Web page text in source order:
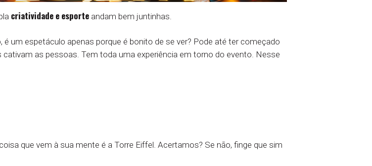
criatividade e esporte andam bem juntinhas.
é um espetáculo apenas porque é bonito de se ver? Pode até ter começado
as pessoas. Tem toda uma experiência em torno do evento. Nesse
que vem à sua mente é a Torre Eiffel. Acertamos? Se não, finge que sim